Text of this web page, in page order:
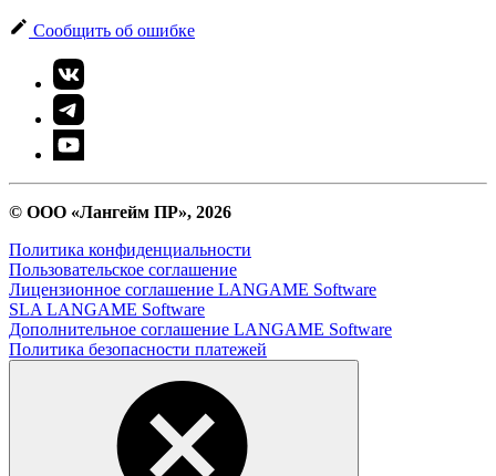
Сообщить об ошибке
© ООО «Лангейм ПР», 2026
Политика конфиденциальности
Пользовательское соглашение
Лицензионное соглашение LANGAME Software
SLA LANGAME Software
Дополнительное соглашение LANGAME Software
Политика безопасности платежей